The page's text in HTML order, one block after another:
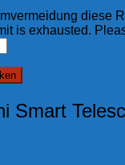
diese
is exhausted.
Smart